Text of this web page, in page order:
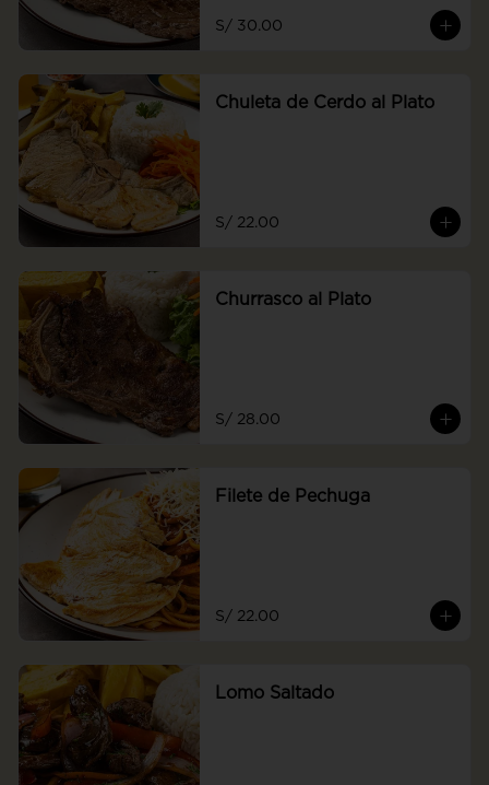
S/ 30.00
Chuleta de Cerdo al Plato
S/ 22.00
Churrasco al Plato
S/ 28.00
Filete de Pechuga
S/ 22.00
Lomo Saltado